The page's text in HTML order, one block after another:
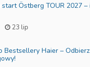
start Östberg TOUR 2027
23 lip
Bestsellery Haier –